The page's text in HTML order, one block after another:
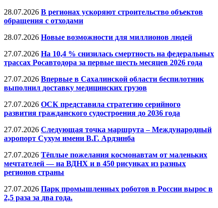
28.07.2026 В регионах ускоряют строительство объектов
обращения с отходами
28.07.2026 Новые возможности для миллионов людей
27.07.2026 На 10,4 % снизилась смертность на федеральных
трассах Росавтодора за первые шесть месяцев 2026 года
27.07.2026 Впервые в Сахалинской области беспилотник
выполнил доставку медицинских грузов
27.07.2026 ОСК представила стратегию серийного
развития гражданского судостроения до 2036 года
27.07.2026 Следующая точка маршрута – Международный
аэропорт Сухум имени В.Г. Ардзинба
27.07.2026 Тёплые пожелания космонавтам от маленьких
мечтателей — на ВДНХ и в 450 рисунках из разных
регионов страны
27.07.2026 Парк промышленных роботов в России вырос в
2,5 раза за два года.